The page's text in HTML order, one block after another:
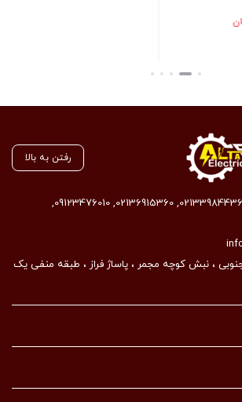
رفتن به بالا
02133984436
,
02136915360
,
09123476010
,
جنوبی ، نبش کوچه مجمر ، پاساژ فراز ، طبقه منفی یک